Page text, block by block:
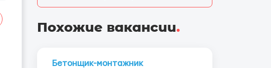
Похожие вакансии.
Бетонщик-монтажник